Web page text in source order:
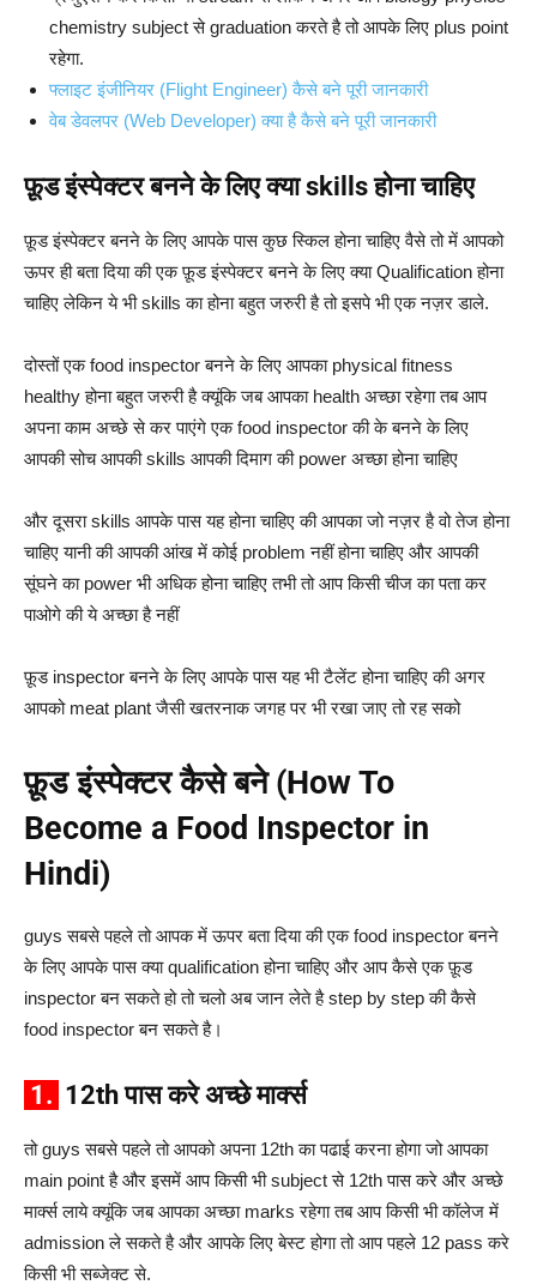
chemistry subject से graduation करते है तो आपके लिए plus point
रहेगा.
फ्लाइट इंजीनियर (Flight Engineer) कैसे बने पूरी जानकारी
वेब डेवलपर (Web Developer) क्या है कैसे बने पूरी जानकारी
फ़ूड इंस्पेक्टर बनने के लिए क्या skills होना चाहिए
फ़ूड इंस्पेक्टर बनने के लिए आपके पास कुछ स्किल होना चाहिए वैसे तो में आपको
ऊपर ही बता दिया की एक फ़ूड इंस्पेक्टर बनने के लिए क्या Qualification होना
चाहिए लेकिन ये भी skills का होना बहुत जरुरी है तो इसपे भी एक नज़र डाले.
दोस्तों एक food inspector बनने के लिए आपका physical fitness
healthy होना बहुत जरुरी है क्यूंकि जब आपका health अच्छा रहेगा तब आप
अपना काम अच्छे से कर पाएंगे एक food inspector की के बनने के लिए
आपकी सोच आपकी skills आपकी दिमाग की power अच्छा होना चाहिए
और दूसरा skills आपके पास यह होना चाहिए की आपका जो नज़र है वो तेज होना
चाहिए यानी की आपकी आंख में कोई problem नहीं होना चाहिए और आपकी
सूंघने का power भी अधिक होना चाहिए तभी तो आप किसी चीज का पता कर
पाओगे की ये अच्छा है नहीं
फ़ूड inspector बनने के लिए आपके पास यह भी टैलेंट होना चाहिए की अगर
आपको meat plant जैसी खतरनाक जगह पर भी रखा जाए तो रह सको
फ़ूड इंस्पेक्टर कैसे बने (How To
Become a Food Inspector in
Hindi)
guys सबसे पहले तो आपक में ऊपर बता दिया की एक food inspector बनने
के लिए आपके पास क्या qualification होना चाहिए और आप कैसे एक फ़ूड
inspector बन सकते हो तो चलो अब जान लेते है step by step की कैसे
food inspector बन सकते है।
1. 12th पास करे अच्छे मार्क्स
तो guys सबसे पहले तो आपको अपना 12th का पढाई करना होगा जो आपका
main point है और इसमें आप किसी भी subject से 12th पास करे और अच्छे
मार्क्स लाये क्यूंकि जब आपका अच्छा marks रहेगा तब आप किसी भी कॉलेज में
admission ले सकते है और आपके लिए बेस्ट होगा तो आप पहले 12 pass करे
किसी भी सब्जेक्ट से.